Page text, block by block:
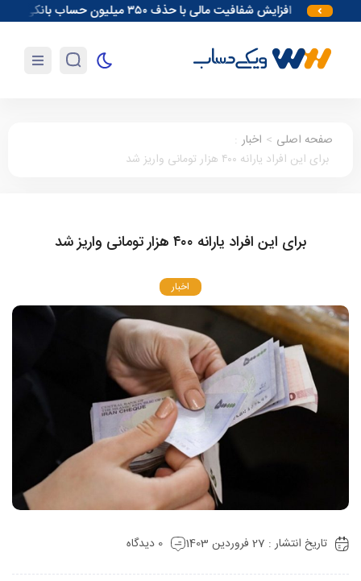
افزایش شفافیت مالی با حذف ۳۵۰ میلیون حساب بانکی
صفحه اصلی > اخبار :
برای این افراد یارانه ۴۰۰ هزار تومانی واریز شد
برای این افراد یارانه ۴۰۰ هزار تومانی واریز شد
اخبار
تاریخ انتشار : 27 فروردین 1403 0 دیدگاه